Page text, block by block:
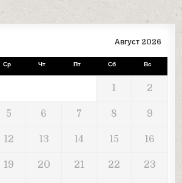
Август 2026
Ср Чт Пт Сб Вс
1 2
5 6 7 8 9
12 13 14 15 16
19 20 21 22 23